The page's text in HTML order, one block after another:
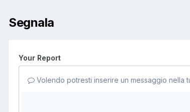
Segnala
Your Report
Volendo potresti inserire un messaggio nella